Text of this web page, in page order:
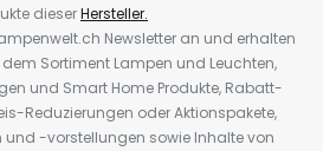
dieserHersteller.
Newsletter an und erhalten
Sortiment Lampen und Leuchten,
und Smart Home Produkte, Rabatt-
Reduzierungen oder Aktionspakete,
und -vorstellungen sowie Inhalte von